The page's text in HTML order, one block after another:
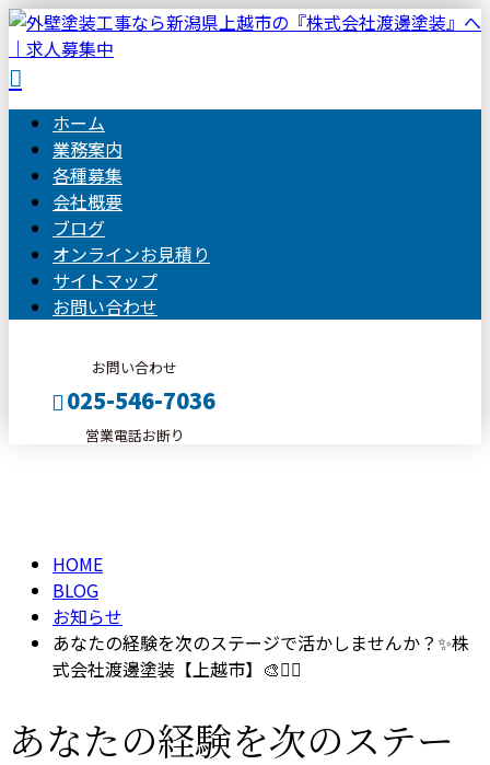
ホーム
業務案内
各種募集
会社概要
ブログ
オンラインお見積り
サイトマップ
お問い合わせ
お問い合わせ
025-546-7036
営業電話お断り
HOME
BLOG
お知らせ
あなたの経験を次のステージで活かしませんか？✨株
式会社渡邊塗装【上越市】🎨👷‍♂️
あなたの経験を次のステー